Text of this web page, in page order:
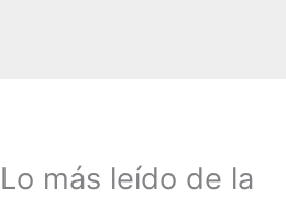
Lo más leído de la